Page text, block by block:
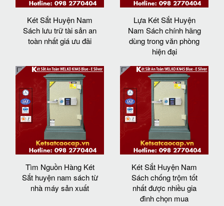
Két Sắt Huyện Nam
Sách lưu trữ tài sản an
toàn nhất giá ưu đãi
Lựa Két Sắt Huyện
Nam Sách chính hãng
dùng trong văn phòng
hiện đại
Tìm Nguồn Hàng Két
Sắt huyện nam sách từ
nhà máy sản xuất
Két Sắt Huyện Nam
Sách chống trộm tốt
nhất được nhiều gia
đình chọn mua